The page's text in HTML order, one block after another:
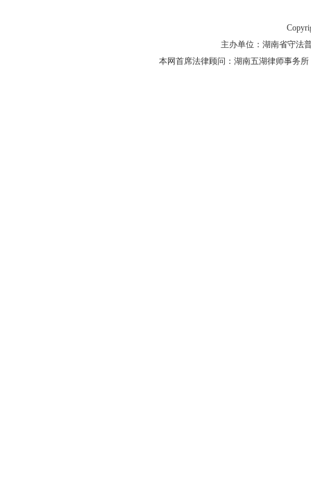
主办单位：湖南省守法
本网首席法律顾问：湖南五湖律师事务所